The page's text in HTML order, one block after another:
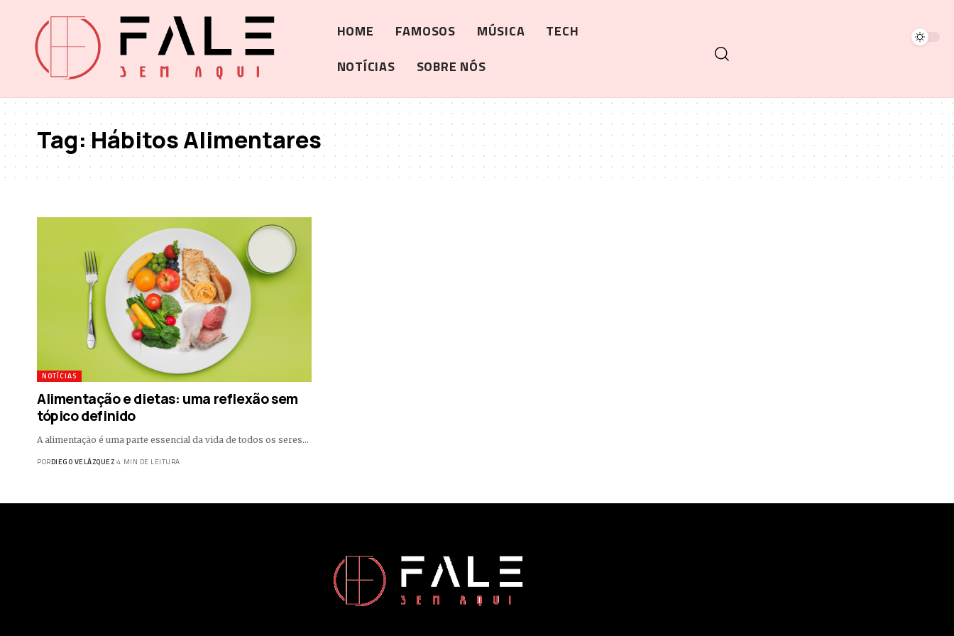
HOME FAMOSOS MÚSICA
TECH
NOTÍCIAS
SOBRE NÓS
Tag:Hábitos Alimentares
NOTÍCIAS
Alimentação e dietas: uma reflexão sem
tópico definido
A alimentação é uma parte essencial da vida de todos os seres…
PORDIEGO VELÁZQUEZ 4 MIN DE LEITURA